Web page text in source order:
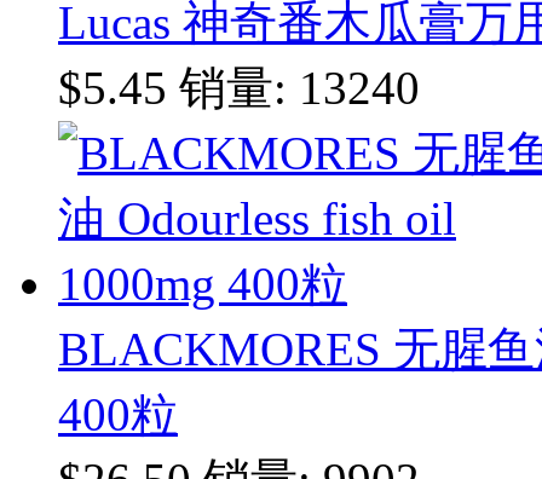
Lucas 神奇番木瓜膏万
$5.45 销量: 13240
BLACKMORES 无腥
400粒